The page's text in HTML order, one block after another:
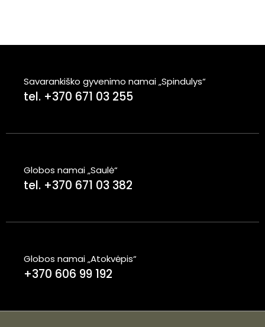
Savarankiško gyvenimo namai „Spindulys“
tel. +370 671 03 255
Globos namai „Saulė“
tel. +370 671 03 382
Globos namai „Atokvėpis“
+370 606 99 192